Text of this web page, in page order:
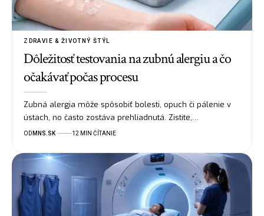
ZDRAVIE & ŽIVOTNÝ ŠTÝL
Dôležitosť testovania na zubnú alergiu a čo
očakávať počas procesu
Zubná alergia môže spôsobiť bolesti, opuch či pálenie v
ústach, no často zostáva prehliadnutá. Zistite,…
OD MNS.SK 12 MIN ČÍTANIE